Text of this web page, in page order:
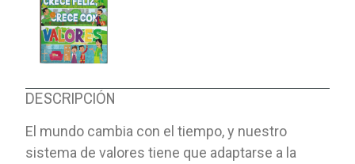
DESCRIPCIÓN
El mundo cambia con el tiempo, y nuestro
sistema de valores tiene que adaptarse a la